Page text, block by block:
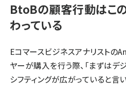
BtoBの顧客行動はこ
わっている
Eコマースビジネスアナリストの
ヤーが購入を行う際、「まずはデ
シフティングが広がっていると言い